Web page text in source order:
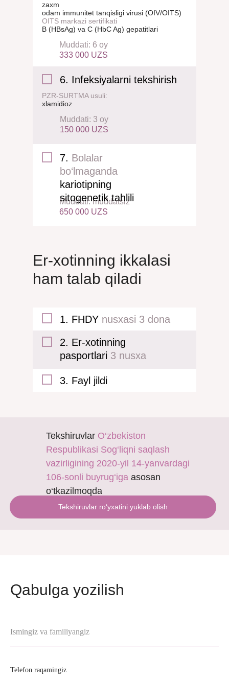
Muddati: 6 oy
333 000 UZS
zaxm
odam immunitet tanqisligi virusi (OIV/OITS)
OITS markazi sertifikati
B (HBsAg) va C (HbC Ag) gepatitlari
Muddati: 3 oy
150 000 UZS
PZR-SURTMA usuli:
xlamidioz
6. Infeksiyalarni tekshirish
Muddati: muddatsiz
650 000 UZS
7. Bolalar
bo‘lmaganda
kariotipning
sitogenetik tahlili
Er-xotinning ikkalasi
ham talab qiladi
1. FHDY nusxasi 3 dona
2. Er-xotinning
pasportlari 3 nusxa
3. Fayl jildi
Tekshiruvlar ro‘yxatini yuklab olish
Tekshiruvlar O‘zbekiston
Respublikasi Sog‘liqni saqlash
vazirligining 2020-yil 14-yanvardagi
106-sonli buyrug‘iga asosan
o‘tkazilmoqda
Qabulga yozilish
Ismingiz va familiyangiz
Telefon raqamingiz